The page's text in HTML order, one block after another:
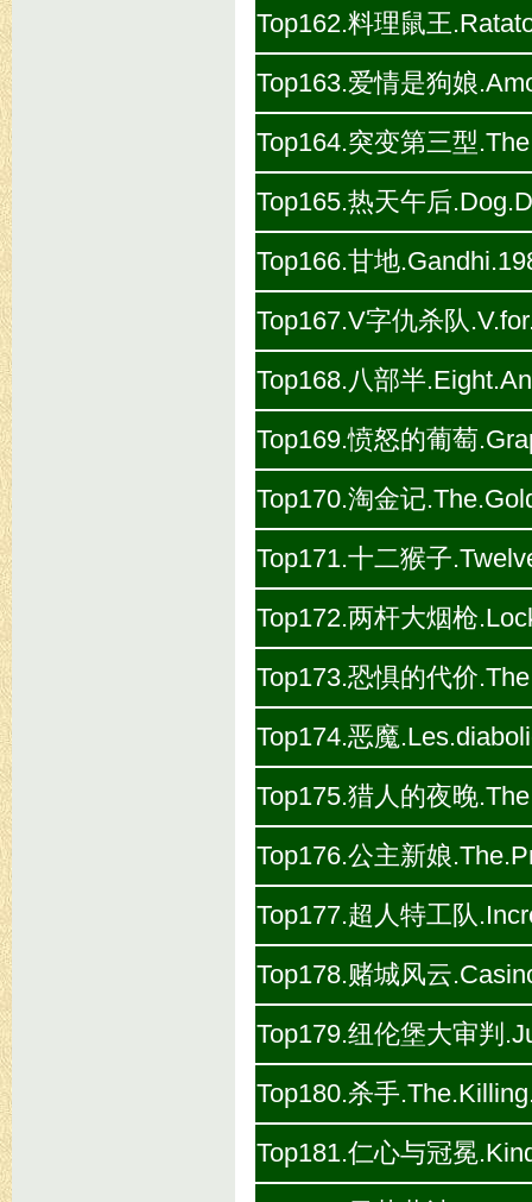
Top162.料理鼠王
Top163.爱情是狗娘
Top164.突变第三型
Top165.热天午后
Top166.甘地
Top167.V字仇杀队
Top168.八部半
Top169.愤怒的葡萄
Top170.淘金记
Top171.十二猴子
Top172.两杆大烟枪
Top173.恐惧的代价
Top174.恶魔
Top175.猎人的夜晚
Top176.公主新娘
Top177.超人特工队
Top178.赌城风云
Top179.纽伦堡大审判
Top180.杀手
Top181.仁心与冠冕